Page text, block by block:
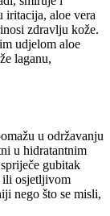
iritacija, aloe vera
zdravlju kože.
udjelom aloe
laganu,
u održavanju
u hidratantnim
gubitak
ili osjetljivom
nego što se misli,